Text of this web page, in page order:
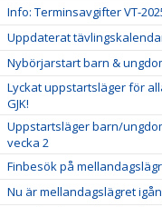
Info: Terminsavgifter VT-
Uppdaterat
Nybörjarstart barn &
Lyckat uppstartsläger för
GJK!
Uppstartsläger barn/
vecka 2
Finbesök på
Nu är mellandagslägret